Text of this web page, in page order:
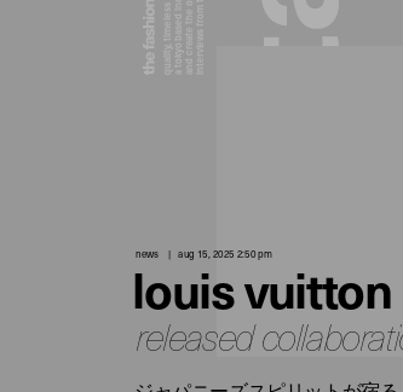
t
news aug 15, 2025 2:50 pm
louis vuitton
released